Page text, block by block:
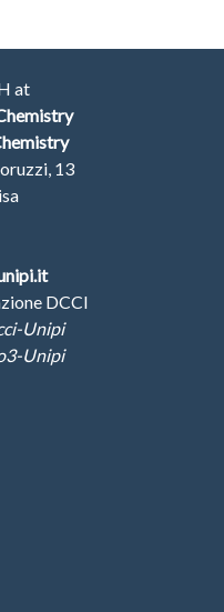
at
13
DCCI
Unipi
Unipi